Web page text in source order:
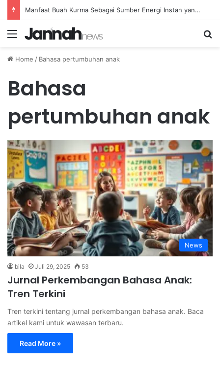
Manfaat Buah Kurma Sebagai Sumber Energi Instan yang Sehat dan Bergizi untuk Kesehatan
Menu
Home / Bahasa pertumbuhan anak
Bahasa
pertumbuhan anak
News
bila Juli 29, 2025 53
Jurnal Perkembangan Bahasa Anak:
Tren Terkini
Tren terkini tentang jurnal perkembangan bahasa anak. Baca
artikel kami untuk wawasan terbaru.
Read More »